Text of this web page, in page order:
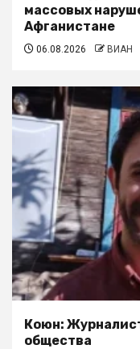
массовых
Афганистане
06.08.2026 ВИАН
Коюн:
общества